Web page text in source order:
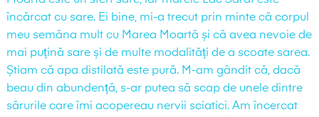
încărcat cu sare. Ei bine, mi-a trecut prin minte că corpul
meu semăna mult cu Marea Moartă și că avea nevoie de
mai puțină sare și de multe modalități de a scoate sarea.
Știam că apa distilată este pură. M-am gândit că, dacă
beau din abundență, s-ar putea să scap de unele dintre
sărurile care îmi acopereau nervii sciatici. Am încercat